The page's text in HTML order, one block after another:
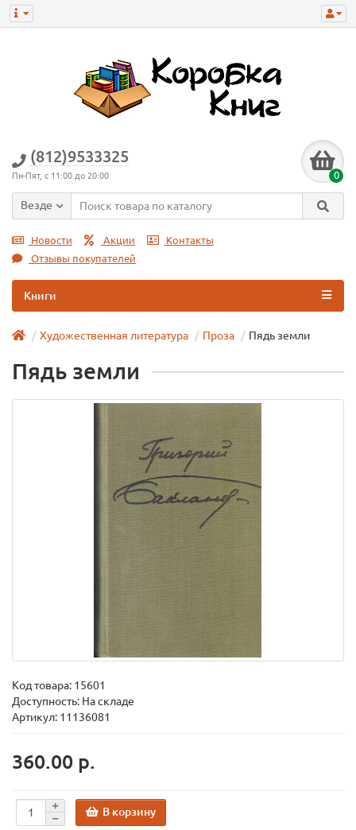
(812)9533325
Пн-Пят, с 11:00 до 20:00 0
Везде
Новости Акции
Контакты
Отзывы покупателей
Книги
Художественная литература Проза Пядь земли
Пядь земли
Код товара: 15601
Доступность: На складе
Артикул: 11136081
360.00 р.
В корзину